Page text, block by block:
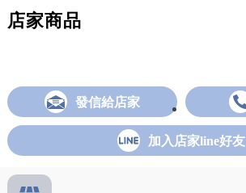
店家商品
發信給店家
加入店家line好友